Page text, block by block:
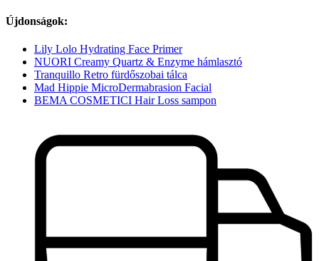
Újdonságok:
Lily Lolo Hydrating Face Primer
NUORI Creamy Quartz & Enzyme hámlasztó
Tranquillo Retro fürdőszobai tálca
Mad Hippie MicroDermabrasion Facial
BEMA COSMETICI Hair Loss sampon